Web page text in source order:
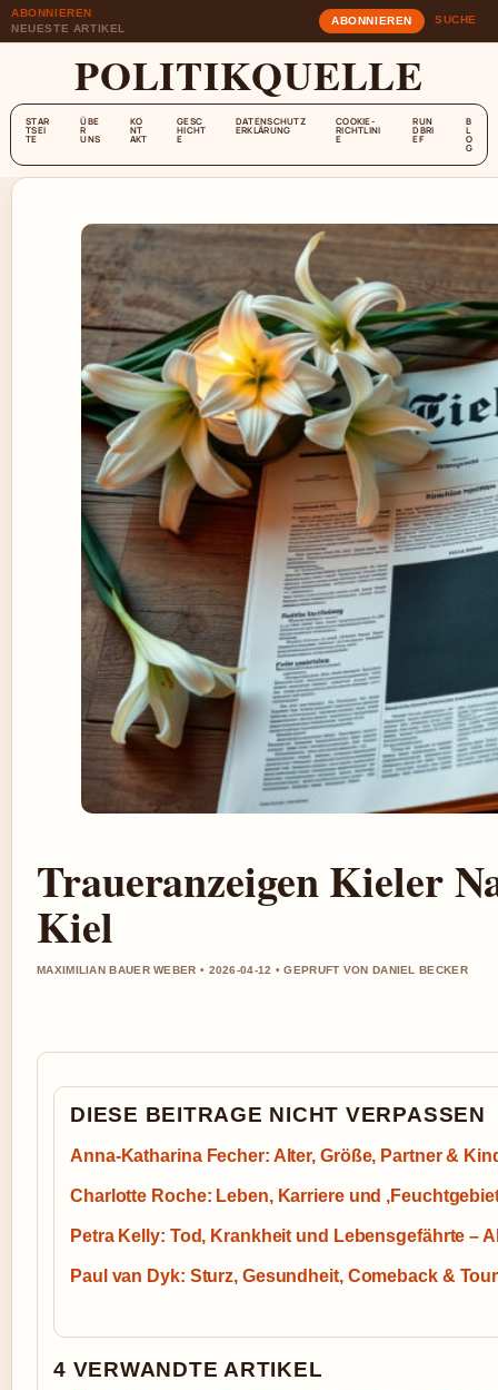
ABONNIEREN
NEUESTE ARTIKEL
ABONNIEREN SUCHE
POLITIKQUELLE
STAR
TSEI
TE
ÜBE
R
UNS
KO
NT
AKT
GESC
HICHT
E
DATENSCHUTZ
ERKLÄRUNG
COOKIE-
RICHTLINI
E
RUN
DBRI
EF
B
L
O
G
Traueranzeigen Kieler
Kiel
MAXIMILIAN BAUER WEBER • 2026-04-12 • GEPRUFT VON DANIEL BECKER
DIESE BEITRAGE NICHT VERPASSEN
Anna-Katharina Fecher: Alter, Größe, Partner &
Charlotte Roche: Leben, Karriere und
Petra Kelly: Tod, Krankheit und Lebensgefährte –
Paul van Dyk: Sturz, Gesundheit, Comeback &
4 VERWANDTE ARTIKEL